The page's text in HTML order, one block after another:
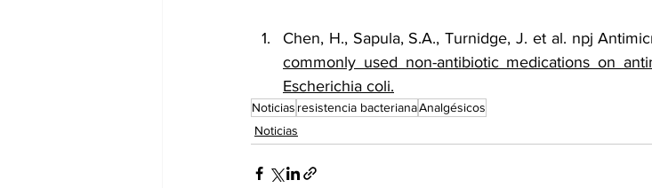
Chen, H., Sapula, S.A., Turnidge, J. et al. npj
commonly used non-antibiotic medications on
Escherichia coli.
Noticias resistencia bacterianaAnalgésicos
Noticias